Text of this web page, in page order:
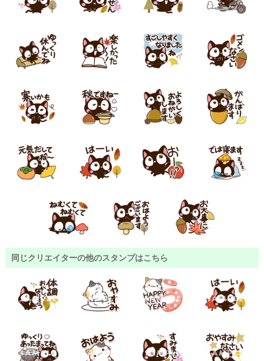
同じクリエイターの他のスタンプはこちら